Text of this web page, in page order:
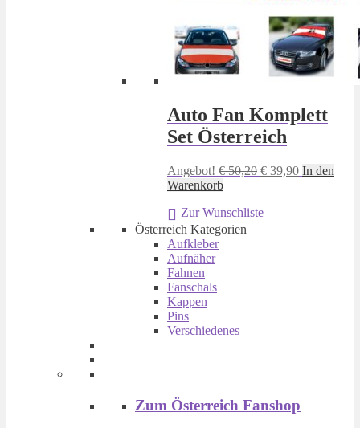
Auto Fan Komplett
Set Österreich
Angebot! €50,20 Ursprünglicher
€ 50,20
€ 39,90Aktueller
In den
Warenkorb
Zur Wunschliste
Österreich Kategorien
Aufkleber
Aufnäher
Fahnen
Fanschals
Kappen
Pins
Verschiedenes
Zum Österreich Fanshop